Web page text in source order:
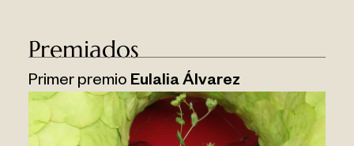
Premiados
Primer premio Eulalia Álvarez